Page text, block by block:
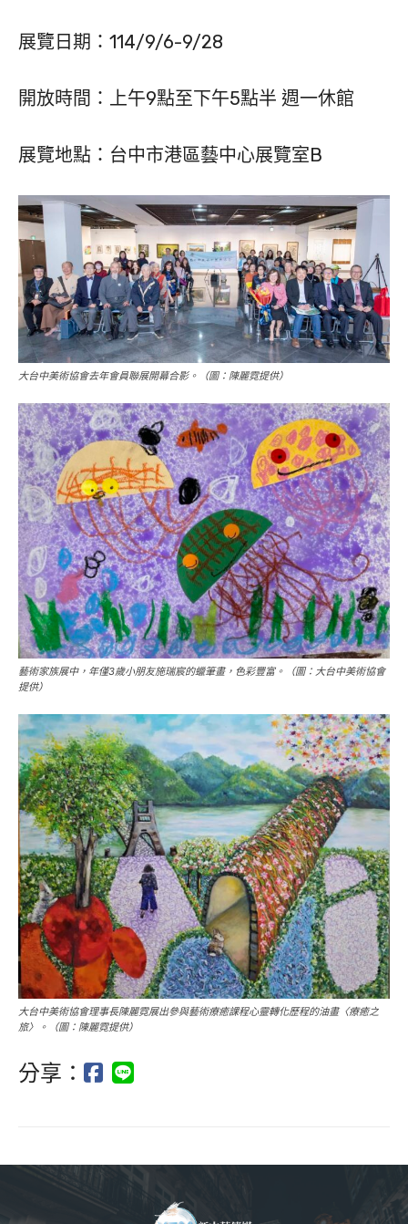
展覽日期：114/9/6-9/28
開放時間：上午9點至下午5點半 週一休館
展覽地點：台中市港區藝中心展覽室B
大台中美術協會去年會員聯展開幕合影。（圖：陳麗霓提供）
藝術家族展中，年僅3歲小朋友施瑞宸的蠟筆畫，色彩豐富。（圖：大台中美術協會
提供）
大台中美術協會理事長陳麗霓展出參與藝術療癒課程心靈轉化歷程的油畫〈療癒之
旅〉。（圖：陳麗霓提供）
分享：